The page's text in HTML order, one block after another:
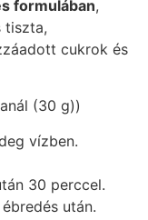
formulában,
tiszta,
cukrok és
(30 g))
vízben.
30 perccel.
után.